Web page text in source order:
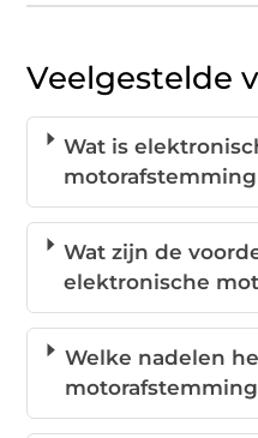
Veelgestelde
Wat is
Wat zijn de
elektronische
Welke nadelen